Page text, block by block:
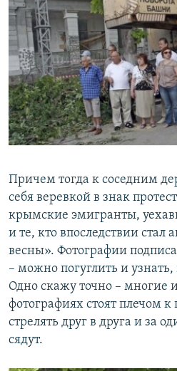
Причем тогда к соседним
себя веревкой в знак
крымские эмигранты,
и те, кто впоследствии
весны». Фотографии
– можно погуглить и узнать,
Одно скажу точно – многие
фотографиях стоят плечом
стрелять друг в друга и за
сядут.